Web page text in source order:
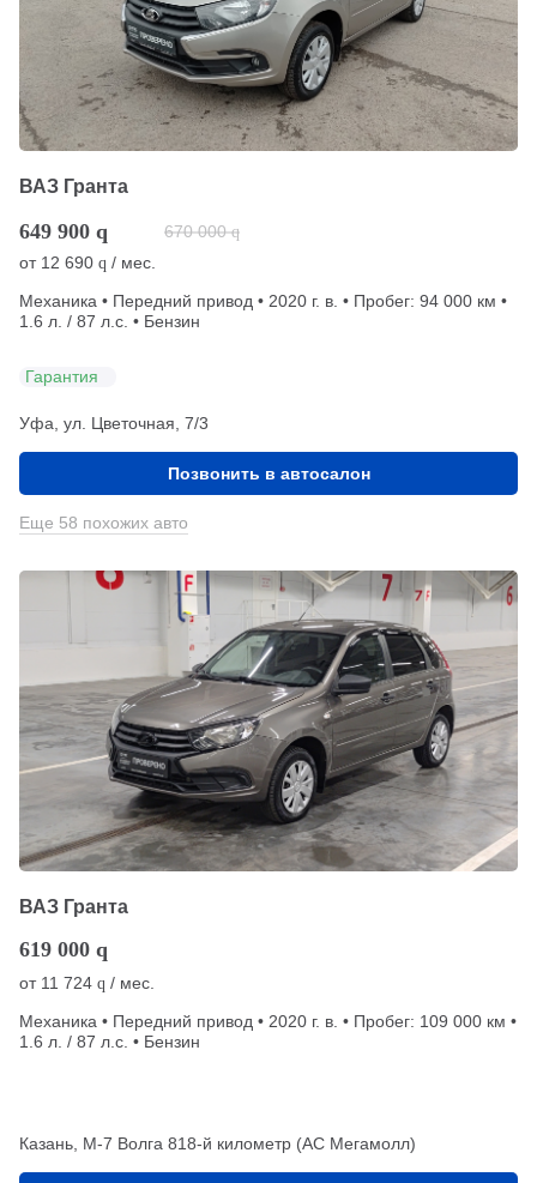
ВАЗ Гранта
649 900 q 670 000 q
от 12 690 q / мес.
Механика • Передний привод • 2020 г. в. • Пробег: 94 000 км •
1.6 л. / 87 л.с. • Бензин
Гарантия
Уфа, ул. Цветочная, 7/3
Позвонить в автосалон
Еще 58 похожих авто
ВАЗ Гранта
619 000 q
от 11 724 q / мес.
Механика • Передний привод • 2020 г. в. • Пробег: 109 000 км •
1.6 л. / 87 л.с. • Бензин
Казань, М-7 Волга 818-й километр (АС Мегамолл)